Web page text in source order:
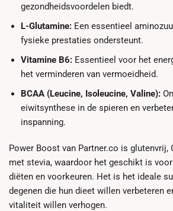
gezondheidsvoordelen biedt.
L-Glutamine:Een essentieel
fysieke prestaties ondersteunt.
Vitamine B6:Essentieel voor het
het verminderen van vermoeidheid.
BCAA (Leucine, Isoleucine, Valine):
eiwitsynthese in de spieren en
inspanning.
Power Boost van Partner.co is glutenvrij,
met stevia, waardoor het geschikt is
diëten en voorkeuren. Het is het ideale
degenen die hun dieet willen verbeteren
vitaliteit willen verhogen.